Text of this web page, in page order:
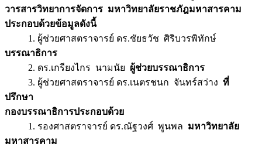
วารสารวิทยาการจัดการ มหาวิทยาลัยราชภัฎมหาสารคาม
ประกอบด้วยข้อมูลดังนี้
1. ผู้ช่วยศาสตราจารย์ ดร.ชัยธวัช ศิริบวรพิทักษ์
บรรณาธิการ
2. ดร.เกรียงไกร นามนัย ผู้ช่วยบรรณาธิการ
3. ผู้ช่วยศาสตราจารย์ ดร.เนตรชนก จันทร์สว่าง ที่
ปรึกษา
กองบรรณาธิการประกอบด้วย
1. รองศาสตราจารย์ ดร.ณัฐวงศ์ พูนพล มหาวิทยาลัย
มหาสารคาม